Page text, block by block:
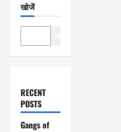
खोजें
RECENT
POSTS
Gangs of